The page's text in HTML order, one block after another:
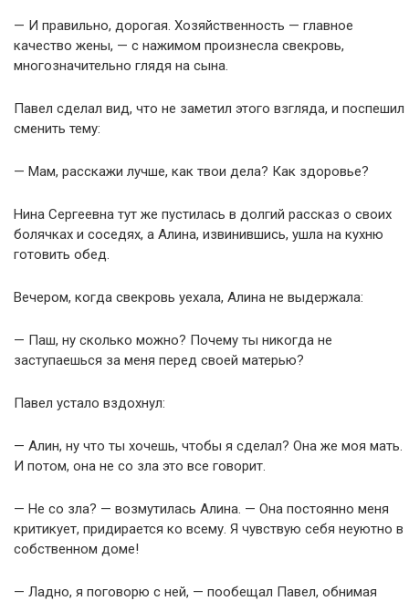
— И правильно, дорогая. Хозяйственность — главное
качество жены, — с нажимом произнесла свекровь,
многозначительно глядя на сына.
Павел сделал вид, что не заметил этого взгляда, и поспешил
сменить тему:
— Мам, расскажи лучше, как твои дела? Как здоровье?
Нина Сергеевна тут же пустилась в долгий рассказ о своих
болячках и соседях, а Алина, извинившись, ушла на кухню
готовить обед.
Вечером, когда свекровь уехала, Алина не выдержала:
— Паш, ну сколько можно? Почему ты никогда не
заступаешься за меня перед своей матерью?
Павел устало вздохнул:
— Алин, ну что ты хочешь, чтобы я сделал? Она же моя мать.
И потом, она не со зла это все говорит.
— Не со зла? — возмутилась Алина. — Она постоянно меня
критикует, придирается ко всему. Я чувствую себя неуютно в
собственном доме!
— Ладно, я поговорю с ней, — пообещал Павел, обнимая